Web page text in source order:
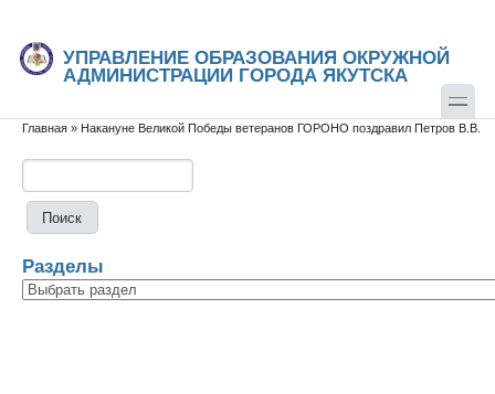
УПРАВЛЕНИЕ ОБРАЗОВАНИЯ ОКРУЖНОЙ
АДМИНИСТРАЦИИ ГОРОДА ЯКУТСКА
Вы здесь
Главная » Накануне Великой Победы ветеранов ГОРОНО поздравил Петров В.В.
Разделы